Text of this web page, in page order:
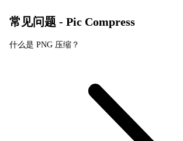
常见问题 - Pic Compress
什么是 PNG 压缩？